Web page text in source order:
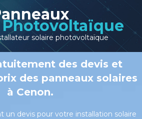
Photovoltaïque
solaire photovoltaïque
des devis et
des panneaux solaires
à Cenon.
devis pour votre installation solaire